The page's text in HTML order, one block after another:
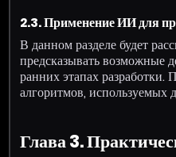
2.3. Применение ИИ для
В данном разделе будет
предсказывать возможные
ранних этапах
алгоритмов, используемых
Глава 3.